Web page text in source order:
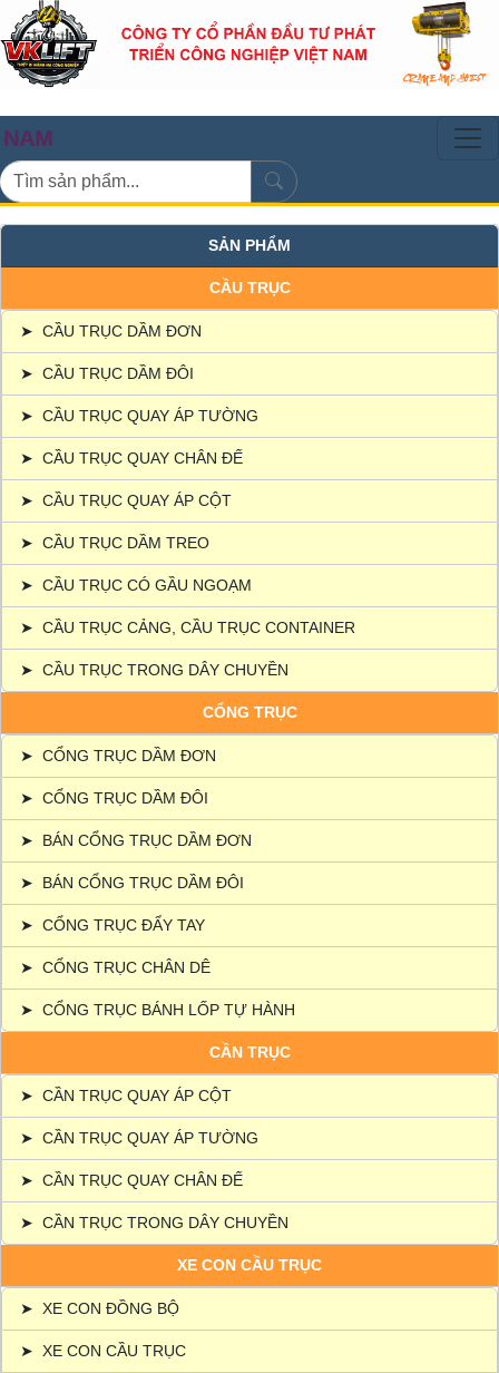
CẦU
SẢN PHẨM
CẦU TRỤC
➤ CẦU TRỤC DẦM ĐƠN
➤ CẦU TRỤC DẦM ĐÔI
➤ CẦU TRỤC QUAY ÁP TƯỜNG
➤ CẦU TRỤC QUAY CHÂN ĐẾ
➤ CẦU TRỤC QUAY ÁP CỘT
➤ CẦU TRỤC DẦM TREO
➤ CẦU TRỤC CÓ GẦU NGOẠM
➤ CẦU TRỤC CẢNG, CẦU TRỤC CONTAINER
➤ CẦU TRỤC TRONG DÂY CHUYỀN
CỔNG TRỤC
➤ CỔNG TRỤC DẦM ĐƠN
➤ CỔNG TRỤC DẦM ĐÔI
➤ BÁN CỔNG TRỤC DẦM ĐƠN
➤ BÁN CỔNG TRỤC DẦM ĐÔI
➤ CỔNG TRỤC ĐẨY TAY
➤ CỔNG TRỤC CHÂN DÊ
➤ CỔNG TRỤC BÁNH LỐP TỰ HÀNH
CẦN TRỤC
➤ CẦN TRỤC QUAY ÁP CỘT
➤ CẦN TRỤC QUAY ÁP TƯỜNG
➤ CẦN TRỤC QUAY CHÂN ĐẾ
➤ CẦN TRỤC TRONG DÂY CHUYỀN
XE CON CẦU TRỤC
➤ XE CON ĐỒNG BỘ
➤ XE CON CẦU TRỤC